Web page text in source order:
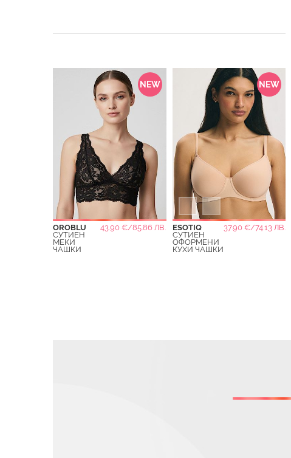
NEW
OROBLU
43.90 €/85.86 ЛВ.
СУТИЕН
МЕКИ
ЧАШКИ
NEW
ESOTIQ
37.90 €/74.13 ЛВ.
СУТИЕН
ОФОРМЕНИ
КУХИ ЧАШКИ